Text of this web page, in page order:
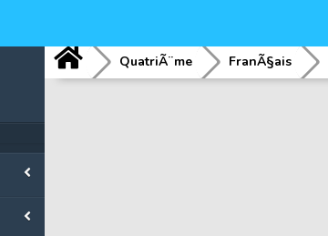
QuatriÃ¨me FranÃ§ais